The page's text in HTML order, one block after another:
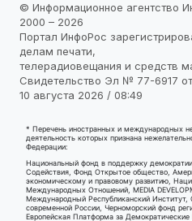
© Информационное агентство
2000 – 2026
Портал ИнфоРос
делам печати,
телерадиовещания и средств
Свидетельство Эл № 77-6917
10 августа 2026 / 08:49